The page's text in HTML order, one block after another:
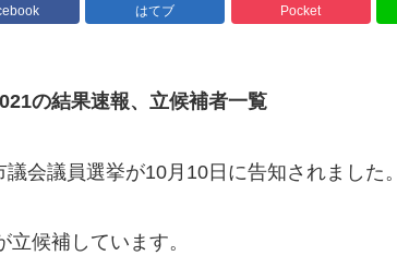
はてブ Pocket
の結果速報、立候補者一覧
会議員選挙が10月10日に告知されました。
候補しています。